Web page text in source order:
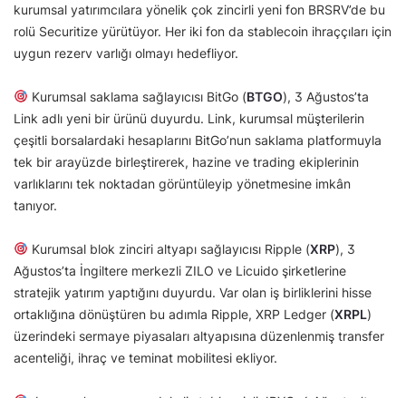
kurumsal yatırımcılara yönelik çok zincirli yeni fon BRSRV’de bu
rolü Securitize yürütüyor. Her iki fon da stablecoin ihraççıları için
uygun rezerv varlığı olmayı hedefliyor.
Kurumsal saklama sağlayıcısı BitGo (BTGO), 3 Ağustos’ta
Link adlı yeni bir ürünü duyurdu. Link, kurumsal müşterilerin
çeşitli borsalardaki hesaplarını BitGo’nun saklama platformuyla
tek bir arayüzde birleştirerek, hazine ve trading ekiplerinin
varlıklarını tek noktadan görüntüleyip yönetmesine imkân
tanıyor.
Kurumsal blok zinciri altyapı sağlayıcısı Ripple (XRP), 3
Ağustos’ta İngiltere merkezli ZILO ve Licuido şirketlerine
stratejik yatırım yaptığını duyurdu. Var olan iş birliklerini hisse
ortaklığına dönüştüren bu adımla Ripple, XRP Ledger (XRPL)
üzerindeki sermaye piyasaları altyapısına düzenlenmiş transfer
acenteliği, ihraç ve teminat mobilitesi ekliyor.